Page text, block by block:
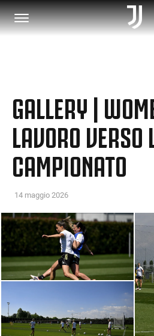
GALLERY |
LAVORO
CAMPIONATO
14 maggio 2026